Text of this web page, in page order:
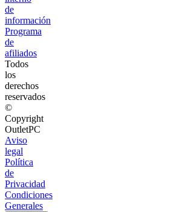
de
información
Programa
de
afiliados
Todos
los
derechos
reservados
©
Copyright
OutletPC
Aviso
legal
Política
de
Privacidad
Condiciones
Generales